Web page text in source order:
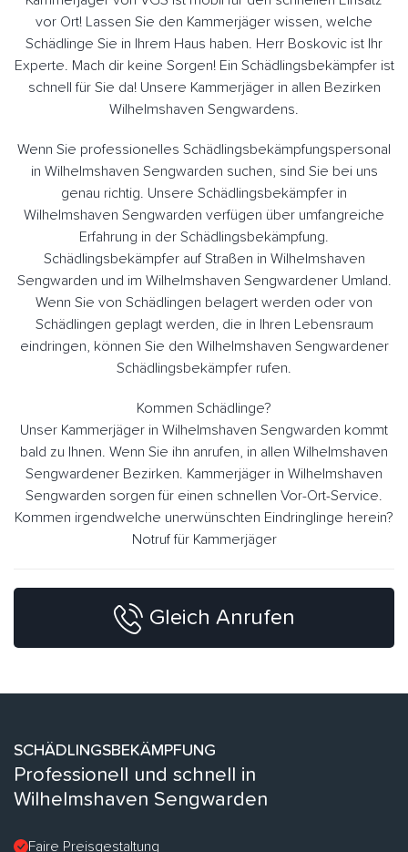
vor Ort! Lassen Sie den Kammerjäger wissen, welche
Schädlinge Sie in Ihrem Haus haben. Herr Boskovic ist Ihr
Experte. Mach dir keine Sorgen! Ein Schädlingsbekämpfer ist
schnell für Sie da! Unsere Kammerjäger in allen Bezirken
Wilhelmshaven Sengwardens.
Wenn Sie professionelles Schädlingsbekämpfungspersonal
in Wilhelmshaven Sengwarden suchen, sind Sie bei uns
genau richtig. Unsere Schädlingsbekämpfer in
Wilhelmshaven Sengwarden verfügen über umfangreiche
Erfahrung in der Schädlingsbekämpfung.
Schädlingsbekämpfer auf Straßen in Wilhelmshaven
Sengwarden und im Wilhelmshaven Sengwardener Umland.
Wenn Sie von Schädlingen belagert werden oder von
Schädlingen geplagt werden, die in Ihren Lebensraum
eindringen, können Sie den Wilhelmshaven Sengwardener
Schädlingsbekämpfer rufen.
Kommen Schädlinge?
Unser Kammerjäger in Wilhelmshaven Sengwarden kommt
bald zu Ihnen. Wenn Sie ihn anrufen, in allen Wilhelmshaven
Sengwardener Bezirken. Kammerjäger in Wilhelmshaven
Sengwarden sorgen für einen schnellen Vor-Ort-Service.
Kommen irgendwelche unerwünschten Eindringlinge herein?
Notruf für Kammerjäger
Gleich Anrufen
SCHÄDLINGSBEKÄMPFUNG
Professionell und schnell in
Wilhelmshaven Sengwarden
Faire Preisgestaltung